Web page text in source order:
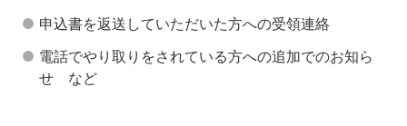
申込書を返送していただいた方への受領連絡
電話でやり取りをされている方への追加でのお知ら
せ など